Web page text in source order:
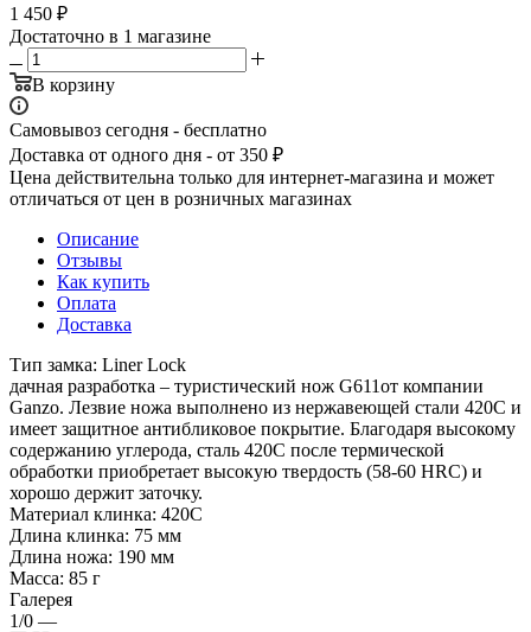
1 450 ₽
Достаточно в 1 магазине
В корзину
Самовывоз сегодня - бесплатно
Доставка от одного дня - от 350 ₽
Цена действительна только для интернет-магазина и может
отличаться от цен в розничных магазинах
Описание
Отзывы
Как купить
Оплата
Доставка
Тип замка: Liner Lock
дачная разработка – туристический нож G611от компании
Ganzo. Лезвие ножа выполнено из нержавеющей стали 420С и
имеет защитное антибликовое покрытие. Благодаря высокому
содержанию углерода, сталь 420С после термической
обработки приобретает высокую твердость (58-60 HRC) и
хорошо держит заточку.
Материал клинка: 420C
Длина клинка: 75 мм
Длина ножа: 190 мм
Масса: 85 г
Галерея
1/0 —